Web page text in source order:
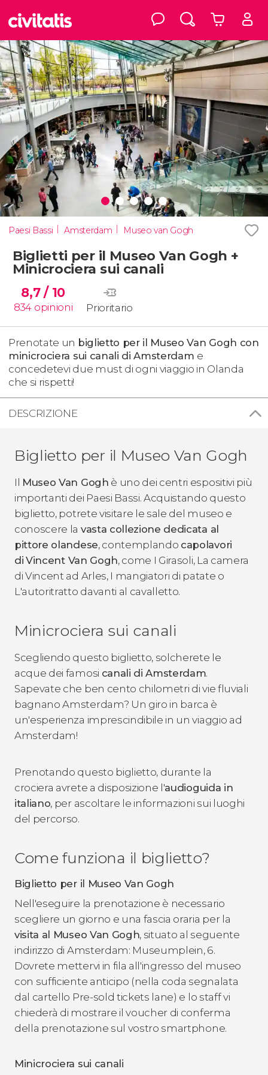
Paesi Bassi Amsterdam Museo van Gogh
Biglietti per il Museo Van Gogh +
Minicrociera sui canali
8,7/ 10
834 opinioni Prioritario
Prenotate un biglietto per il Museo Van Gogh con
minicrociera sui canali di Amsterdam e
concedetevi due must di ogni viaggio in Olanda
che si rispetti!
DESCRIZIONE
Biglietto per il Museo Van Gogh
Il Museo Van Gogh è uno dei centri espositivi più
importanti dei Paesi Bassi. Acquistando questo
biglietto, potrete visitare le sale del museo e
conoscere la vasta collezione dedicata al
pittore olandese, contemplando capolavori
di Vincent Van Gogh, come I Girasoli, La camera
di Vincent ad Arles, I mangiatori di patate o
L'autoritratto davanti al cavalletto.
Minicrociera sui canali
Scegliendo questo biglietto, solcherete le
acque dei famosi canali di Amsterdam.
Sapevate che ben cento chilometri di vie fluviali
bagnano Amsterdam? Un giro in barca è
un'esperienza imprescindibile in un viaggio ad
Amsterdam!
Prenotando questo biglietto, durante la
crociera avrete a disposizione l'audioguida in
italiano, per ascoltare le informazioni sui luoghi
del percorso.
Come funziona il biglietto?
Biglietto per il Museo Van Gogh
Nell'eseguire la prenotazione è necessario
scegliere un giorno e una fascia oraria per la
visita al Museo Van Gogh, situato al seguente
indirizzo di Amsterdam: Museumplein, 6.
Dovrete mettervi in fila all'ingresso del museo
con sufficiente anticipo (nella coda segnalata
dal cartello Pre-sold tickets lane) e lo staff vi
chiederà di mostrare il voucher di conferma
della prenotazione sul vostro smartphone.
Minicrociera sui canali